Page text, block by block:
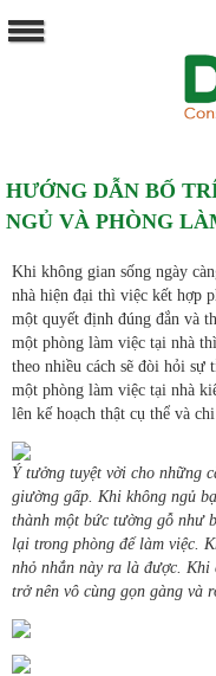
HƯỚNG DẪN BỐ
NGỦ VÀ PHÒNG
Khi không gian sống ngày
nhà hiện đại thì việc kết hợp
một quyết định đúng đắn và
một phòng làm việc tại nhà
theo nhiều cách sẽ đòi hỏi sự
một phòng làm việc tại nhà
lên kế hoạch thật cụ thể và
Ý tưởng tuyệt vời cho những
giường gấp. Khi không ngủ
thành một bức tường gỗ như
lại trong phòng để làm việc.
nhỏ nhắn này ra là được.
trở nên vô cùng gọn gàng và